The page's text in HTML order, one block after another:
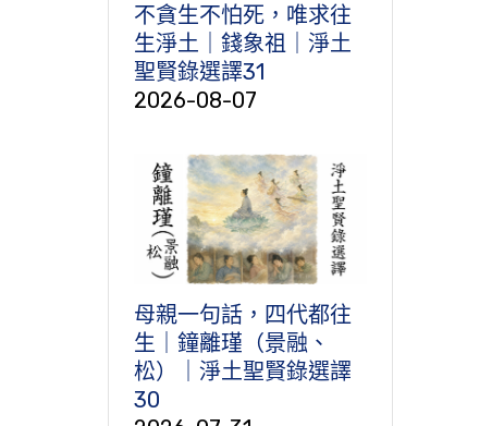
不貪生不怕死，唯求往
生淨土｜錢象祖｜淨土
聖賢錄選譯31
2026-08-07
母親一句話，四代都往
生｜鐘離瑾（景融、
松）｜淨土聖賢錄選譯
30